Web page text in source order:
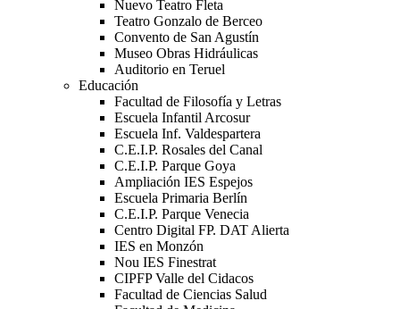
Nuevo Teatro Fleta
Teatro Gonzalo de Berceo
Convento de San Agustín
Museo Obras Hidráulicas
Auditorio en Teruel
Educación
Facultad de Filosofía y Letras
Escuela Infantil Arcosur
Escuela Inf. Valdespartera
C.E.I.P. Rosales del Canal
C.E.I.P. Parque Goya
Ampliación IES Espejos
Escuela Primaria Berlín
C.E.I.P. Parque Venecia
Centro Digital FP. DAT Alierta
IES en Monzón
Nou IES Finestrat
CIPFP Valle del Cidacos
Facultad de Ciencias Salud